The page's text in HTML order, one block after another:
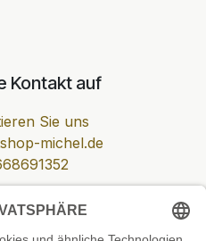
Kontakt auf
Sie uns
michel.de